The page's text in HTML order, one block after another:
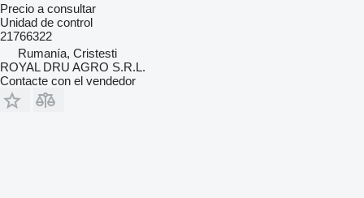
Precio a consultar
Unidad de control
21766322
Rumanía, Cristesti
ROYAL DRU AGRO S.R.L.
Contacte con el vendedor